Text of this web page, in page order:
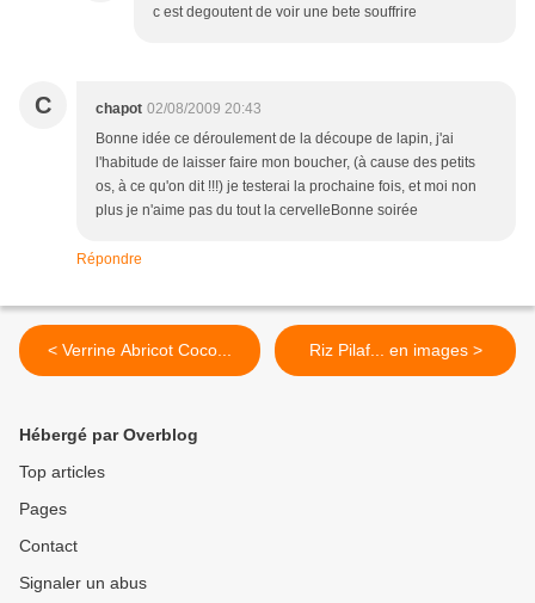
c est degoutent de voir une bete souffrire
C chapot 02/08/2009 20:43
Bonne idée ce déroulement de la découpe de lapin, j'ai
l'habitude de laisser faire mon boucher, (à cause des petits
os, à ce qu'on dit !!!) je testerai la prochaine fois, et moi non
plus je n'aime pas du tout la cervelleBonne soirée
Répondre
< Verrine Abricot Coco... Riz Pilaf... en images >
Hébergé par Overblog
Top articles
Pages
Contact
Signaler un abus